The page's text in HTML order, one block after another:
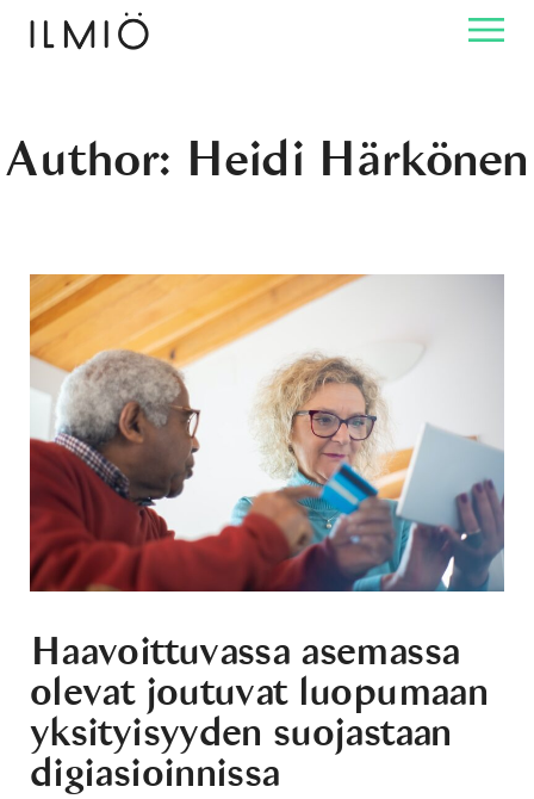
Author: Heidi Härkönen
Haavoittuvassa asemassa
olevat joutuvat luopumaan
yksityisyyden suojastaan
digiasioinnissa